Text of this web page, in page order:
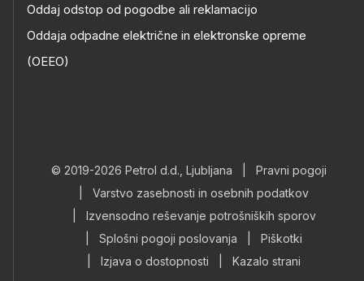
Oddaj odstop od pogodbe ali reklamacijo
Oddaja odpadne električne in elektronske opreme
(OEEO)
© 2019-2026 Petrol d.d., Ljubljana
Pravni pogoji
Varstvo zasebnosti in osebnih podatkov
Izvensodno reševanje potrošniških sporov
Splošni pogoji poslovanja
Piškotki
Izjava o dostopnosti Kazalo strani